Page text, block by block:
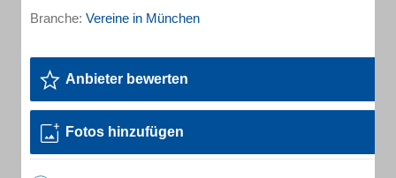
Branche: Vereine in München
Anbieter bewerten
Fotos hinzufügen